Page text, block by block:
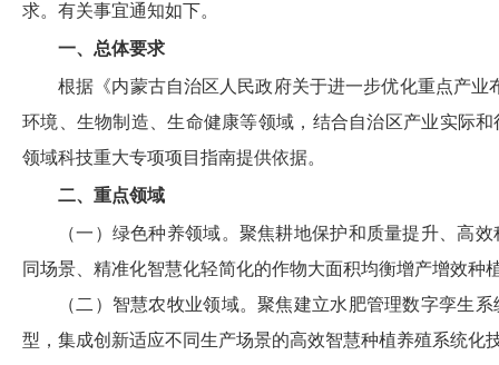
求。有关事宜通知如下。
一、总体要求
根据《内蒙古自治区人民政府关于进一步优化重点产
环境、生物制造、生命健康等领域，结合自治区产业实际
领域科技重大专项项目指南提供依据。
二、重点领域
（一）绿色种养领域。聚焦耕地保护和质量提升、高
同场景、精准化智慧化轻简化的作物大面积均衡增产增效
（二）智慧农牧业领域。聚焦建立水肥管理数字孪生
型，集成创新适应不同生产场景的高效智慧种植养殖系统化